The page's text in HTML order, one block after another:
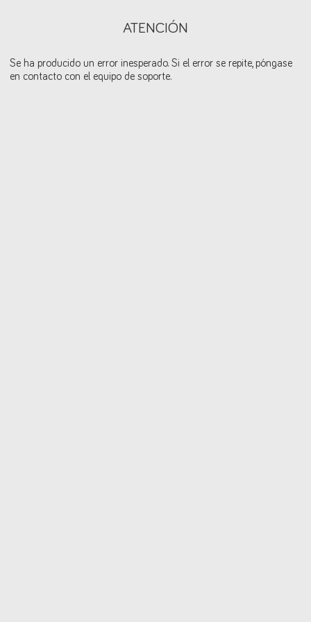
ATENCIÓN
Se ha producido un error inesperado. Si el error se repite, póngase
en contacto con el equipo de soporte.